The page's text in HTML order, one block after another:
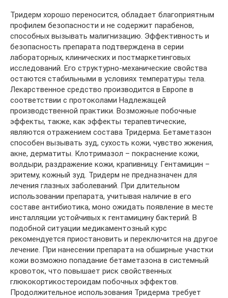
Тридерм хорошо переносится, обладает благоприятным
профилем безопасности и не содержит парабенов,
способных вызывать малигнизацию. Эффективность и
безопасность препарата подтверждена в серии
лабораторных, клинических и постмаркетинговых
исследований. Его структурно-механические свойства
остаются стабильными в условиях температуры тела.
Лекарственное средство производится в Европе в
соответствии с протоколами Надлежащей
производственной практики. Возможные побочные
эффекты, также, как эффекты терапевтические,
являются отражением состава Тридерма. Бетаметазон
способен вызывать зуд, сухость кожи, чувство жжения,
акне, дерматиты. Клотримазол – покраснение кожи,
волдыри, раздражение кожи, крапивницу. Гентамицин –
эритему, кожный зуд. Тридерм не предназначен для
лечения глазных заболеваний. При длительном
использовании препарата, учитывая наличие в его
составе антибиотика, моно ожидать появление в месте
инсталляции устойчивых к гентамицину бактерий. В
подобной ситуации медикаментозный курс
рекомендуется приостановить и переключится на другое
лечение. При нанесении препарата на обширные участки
кожи возможно попадание бетаметазона в системный
кровоток, что повышает риск свойственных
глюкокортикостероидам побочных эффектов.
Продолжительное использования Тридерма требует